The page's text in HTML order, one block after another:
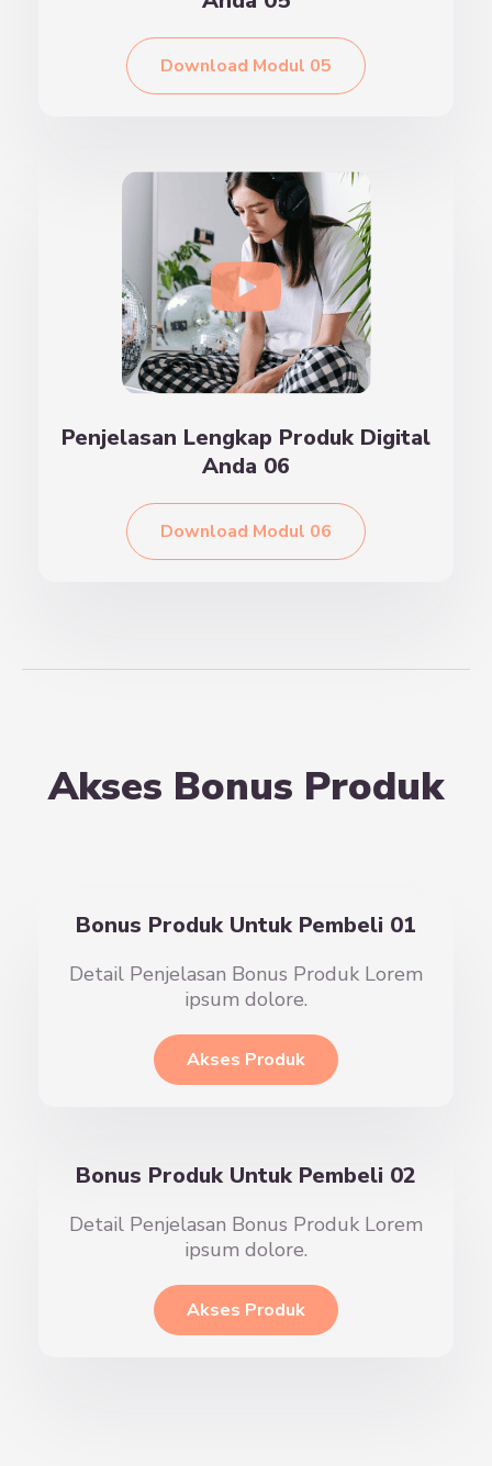
Download Modul 05
Penjelasan Lengkap Produk Digital
Anda 06
Download Modul 06
Akses Bonus Produk
Bonus Produk Untuk Pembeli 01
Detail Penjelasan Bonus Produk Lorem
ipsum dolore.
Akses Produk
Bonus Produk Untuk Pembeli 02
Detail Penjelasan Bonus Produk Lorem
ipsum dolore.
Akses Produk